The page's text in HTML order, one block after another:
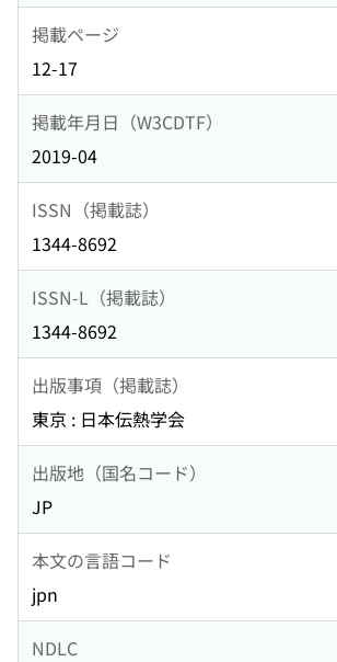
掲載ページ
12-17
掲載年月日（W3CDTF）
2019-04
ISSN（掲載誌）
1344-8692
ISSN-L（掲載誌）
1344-8692
出版事項（掲載誌）
東京 : 日本伝熱学会
出版地（国名コード）
JP
本文の言語コード
jpn
NDLC